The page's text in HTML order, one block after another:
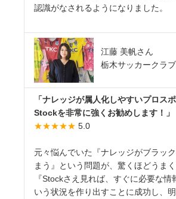
認識がなされるようになりました。
江藤 美帆さん
栃木サッカークラブ
「ナレッジが属人化しやすいプロス
Stockを非常に強くお勧めします！」
★★★★★ 5.0
元々悩んでいた『ナレッジがブラッ
まう』という問題が、驚くほどうま
『Stockさえ見れば、すぐに必要な情
いう状況を作り出すことに成功し、